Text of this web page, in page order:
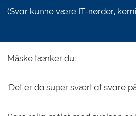
(Svar kunne være IT-nørder,
Måske tænker du:
‘Det er da super svært at svare